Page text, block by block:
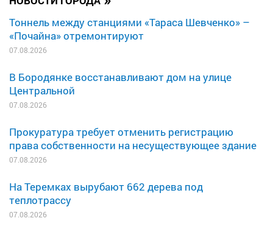
Тоннель между станциями «Тараса Шевченко» –
«Почайна» отремонтируют
07.08.2026
В Бородянке восстанавливают дом на улице
Центральной
07.08.2026
Прокуратура требует отменить регистрацию
права собственности на несуществующее здание
07.08.2026
На Теремках вырубают 662 дерева под
теплотрассу
07.08.2026